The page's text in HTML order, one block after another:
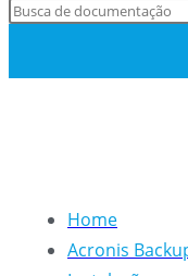
Home
Acronis